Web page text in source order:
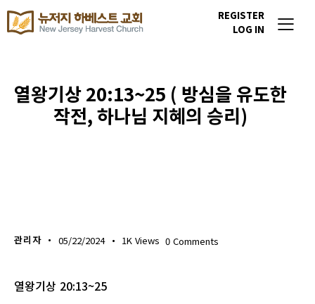
REGISTER
LOG IN
열왕기상 20:13~25 ( 방심을 유도한
작전, 하나님 지혜의 승리)
관리자 05/22/2024 1K Views 0 Comments
열왕기상 20:13~25